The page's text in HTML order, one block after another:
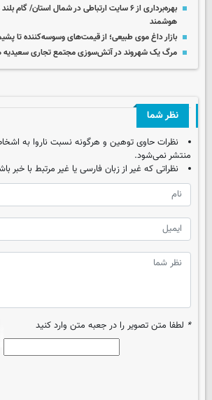
بهره‌برداری از ۶ سایت ارتباطی در شمال استان/
هوشمند
بازار داغ موی طبیعی؛ از قیمت‌های وسوسه‌کننده تا
مرگ یک شهروند در آتش‌سوزی مجتمع تجاری سعیدیه
نظر شما
نظرات حاوی توهین و هرگونه نسبت ناروا به
منتشر نمی‌شود.
نظراتی که غیر از زبان فارسی یا غیر مرتبط با خبر
* لطفا متن تصویر را در جعبه متن وارد کنید